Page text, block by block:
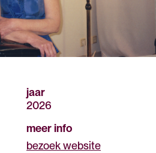
jaar
2026
meer info
bezoek website